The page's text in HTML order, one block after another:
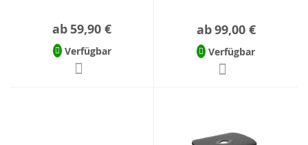
ab 59,90 €
Verfügbar
ab99,00 €
Verfügbar